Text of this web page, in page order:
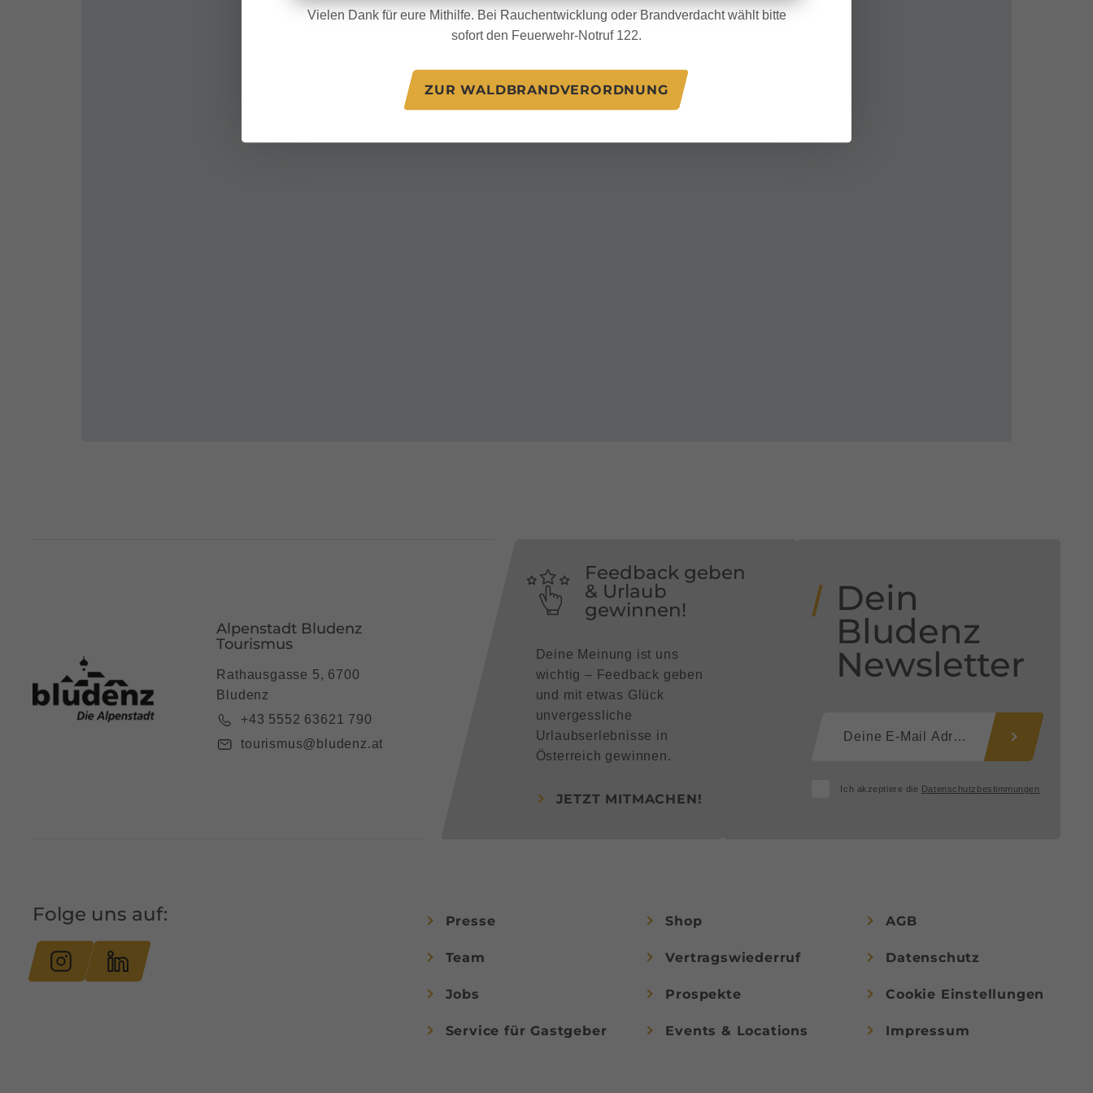
Folge uns auf:
Feedback geben
& Urlaub
gewinnen!
Deine Meinung ist uns
wichtig – Feedback geben
und mit etwas Glück
unvergessliche
Urlaubserlebnisse in
Österreich gewinnen.
JETZT MITMACHEN!
Dein
Bludenz
Newsletter
Ich akzeptiere die Datenschutzbestimmungen
Alpenstadt Bludenz
Tourismus
Rathausgasse 5, 6700
Bludenz
+43 5552 63621 790
tourismus@bludenz.at
Presse
Team
Jobs
Service für Gastgeber
Shop
Vertragswiederruf
Prospekte
Events & Locations
AGB
Datenschutz
Cookie Einstellungen
Impressum
Vielen Dank für eure Mithilfe. Bei Rauchentwicklung oder Brandverdacht wählt bitte
sofort den Feuerwehr-Notruf 122.
ZUR WALDBRANDVERORDNUNG